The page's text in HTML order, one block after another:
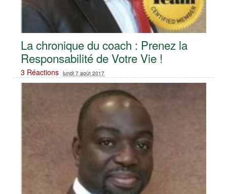
La chronique du coach : Prenez la
Responsabilité de Votre Vie !
3 Réactions lundi 7 août 2017